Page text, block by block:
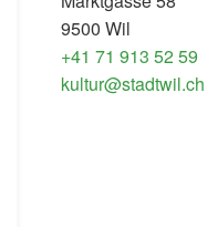
9500 Wil
+41 71 913 52 59
kultur@stadtwil.ch